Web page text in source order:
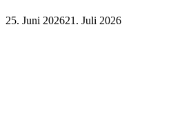
25. Juni 202621. Juli 2026